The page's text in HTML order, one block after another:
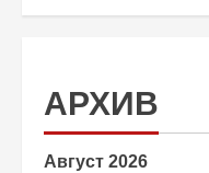
АРХИВ
Август 2026